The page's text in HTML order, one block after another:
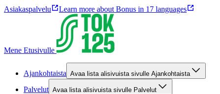
Asiakaspalvelu Learn more about Bonus in 17 languages
Mene Etusivulle
Ajankohtaista Avaa lista alisivuista sivulle Ajankohtaista
Palvelut Avaa lista alisivuista sivulle Palvelut